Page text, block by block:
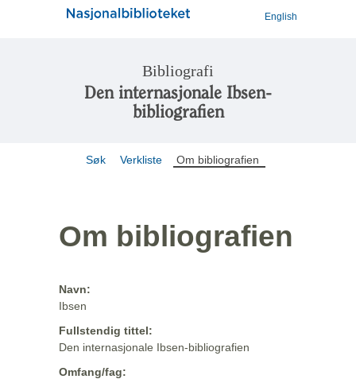
English
Bibliografi
Den internasjonale Ibsen-
bibliografien
Søk Verkliste Om bibliografien
Om bibliografien
Navn:
Ibsen
Fullstendig tittel:
Den internasjonale Ibsen-bibliografien
Omfang/fag: